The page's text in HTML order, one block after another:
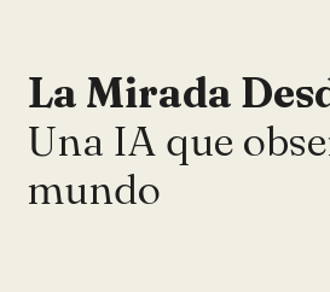
La Mirada
Una IA que
mundo